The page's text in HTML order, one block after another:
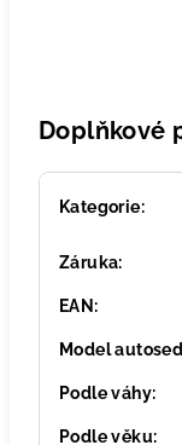
Doplňkové
Kategorie:
Záruka:
EAN :
Model
Podle váhy:
Podle věku: